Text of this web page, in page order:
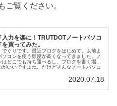
覧ください。
入力を楽に！TRUTDOTノートパソコ
買ってみた。
でぐりです。最近ブログをはじめて、以前よ
ソコンを使う頻度が高くなってきました。ノ
はどこでも持ち運べるし、ブログを書く場所
がいいですよね。だけどそんなノートパソコ
2020.07.18